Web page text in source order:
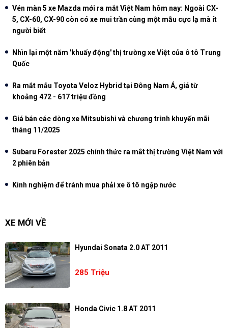
Vén màn 5 xe Mazda mới ra mắt Việt Nam hôm nay: Ngoài CX-
5, CX-60, CX-90 còn có xe mui trần cùng một mẫu cực lạ mà ít
người biết
Nhìn lại một năm 'khuấy động' thị trường xe Việt của ô tô Trung
Quốc
Ra mắt mẫu Toyota Veloz Hybrid tại Đông Nam Á, giá từ
khoảng 472 - 617 triệu đồng
Giá bán các dòng xe Mitsubishi và chương trình khuyến mãi
tháng 11/2025
Subaru Forester 2025 chính thức ra mắt thị trường Việt Nam với
2 phiên bản
Kinh nghiệm để tránh mua phải xe ô tô ngập nước
XE MỚI VỀ
Hyundai Sonata 2.0 AT 2011
285 Triệu
Honda Civic 1.8 AT 2011